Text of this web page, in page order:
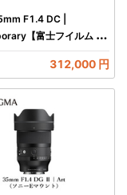
F1.4 DC |
【富士フイルム X
カメラ レンズ 家電
312,000 円